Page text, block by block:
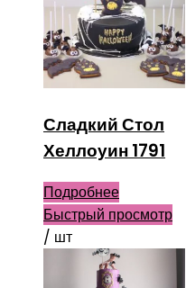
Сладкий Стол
Хеллоуин 1791
Подробнее
Быстрый просмотр
/ шт